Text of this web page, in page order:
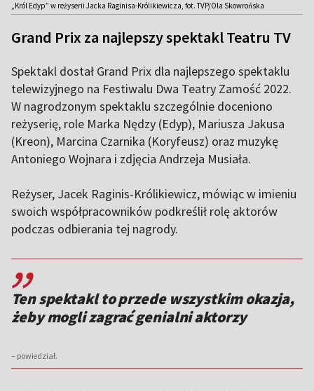
„Król Edyp” w reżyserii Jacka Raginisa-Królikiewicza, fot. TVP/Ola Skowrońska
Grand Prix za najlepszy spektakl Teatru TV
Spektakl dostał Grand Prix dla najlepszego spektaklu
telewizyjnego na Festiwalu Dwa Teatry Zamość 2022.
W nagrodzonym spektaklu szczególnie doceniono
reżyserię, role Marka Nędzy (Edyp), Mariusza Jakusa
(Kreon), Marcina Czarnika (Koryfeusz) oraz muzykę
Antoniego Wojnara i zdjęcia Andrzeja Musiała.
Reżyser, Jacek Raginis-Królikiewicz, mówiąc w imieniu
swoich współpracowników podkreślił rolę aktorów
podczas odbierania tej nagrody.
,,
Ten spektakl to przede wszystkim okazja,
żeby mogli zagrać genialni aktorzy
– powiedział.